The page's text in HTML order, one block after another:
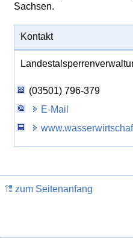
Sachsen.
Kontakt
(03501) 796-379
E-Mail
zum Seitenanfang